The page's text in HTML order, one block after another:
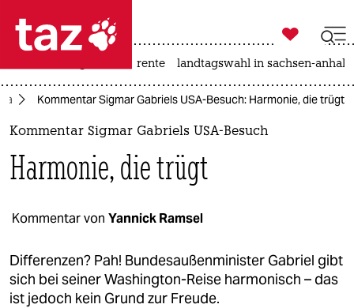
 taz zahl ich
taz zahl ich
politik
öko
gesellschaft
kultur

taz zahl ich
rente landtagswahl in sachsen-anhalt
Kommentar Sigmar Gabriels USA-Besuch: Harmonie, die trügt
Kommentar Sigmar Gabriels USA-Besuch
Harmonie, die trügt
Kommentar von Yannick Ramsel
Differenzen? Pah! Bundesaußenminister Gabriel gibt
sich bei seiner Washington-Reise harmonisch – das
ist jedoch kein Grund zur Freude.